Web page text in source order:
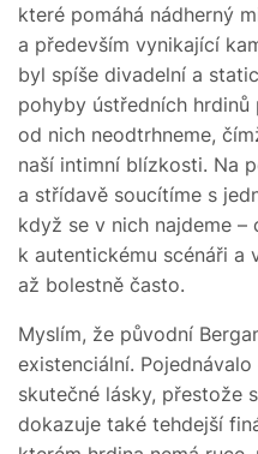
které pomáhá nádherný
a především vynikající
byl spíše divadelní a
pohyby ústředních
od nich neodtrhneme,
naší intimní blízkosti. Na
a střídavě soucítíme s
když se v nich najdeme –
k autentickému scénáři a
až bolestně často.
Myslím, že původní
existenciální.
skutečné lásky, přestože
dokazuje také tehdejší